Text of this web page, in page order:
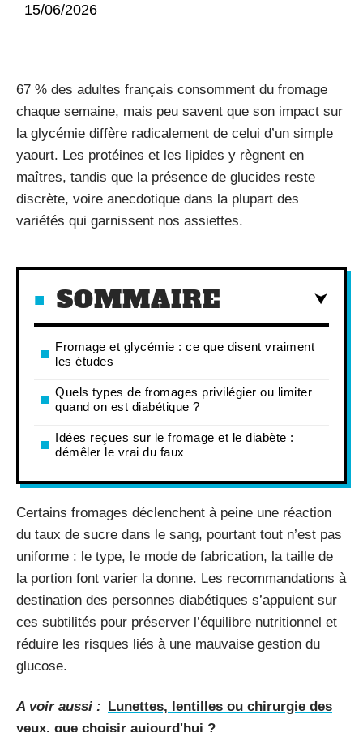
15/06/2026
67 % des adultes français consomment du fromage
chaque semaine, mais peu savent que son impact sur
la glycémie diffère radicalement de celui d’un simple
yaourt. Les protéines et les lipides y règnent en
maîtres, tandis que la présence de glucides reste
discrète, voire anecdotique dans la plupart des
variétés qui garnissent nos assiettes.
SOMMAIRE
Fromage et glycémie : ce que disent vraiment
les études
Quels types de fromages privilégier ou limiter
quand on est diabétique ?
Idées reçues sur le fromage et le diabète :
démêler le vrai du faux
Certains fromages déclenchent à peine une réaction
du taux de sucre dans le sang, pourtant tout n’est pas
uniforme : le type, le mode de fabrication, la taille de
la portion font varier la donne. Les recommandations à
destination des personnes diabétiques s’appuient sur
ces subtilités pour préserver l’équilibre nutritionnel et
réduire les risques liés à une mauvaise gestion du
glucose.
A voir aussi : Lunettes, lentilles ou chirurgie des
yeux, que choisir aujourd'hui ?